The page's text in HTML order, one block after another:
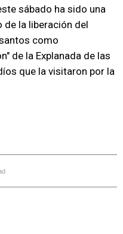
sábado ha sido una
de la liberación del
como
de la Explanada de las
que la visitaron por la